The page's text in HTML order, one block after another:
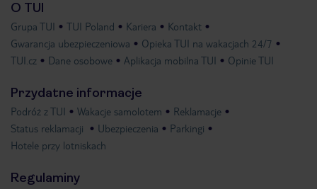
O TUI
Grupa TUI TUI Poland Kariera
Kontakt
Gwarancja ubezpieczeniowa
Opieka TUI na wakacjach 24/7
TUI.cz
Dane osobowe Aplikacja mobilna TUI Opinie TUI
Przydatne informacje
Podróż z TUI Wakacje samolotem
Reklamacje
Status reklamacji
Ubezpieczenia
Parkingi
Hotele przy lotniskach
Regulaminy